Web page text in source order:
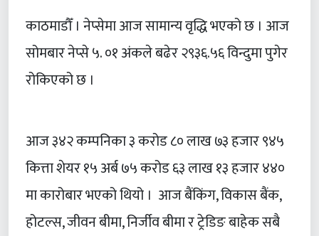
काठमाडौँ । नेप्सेमा आज सामान्य वृद्धि भएको छ । आज
सोमबार नेप्से ५. ०१ अंकले बढेर २९३६.५६ विन्दुमा पुगेर
रोकिएको छ ।
आज ३४२ कम्पनिका ३ करोड ८० लाख ७३ हजार ९४५
कित्ता शेयर १५ अर्ब ७५ करोड ६३ लाख १३ हजार ४४०
मा कारोबार भएको थियो । आज बैंकिंग, विकास बैंक,
होटल्स, जीवन बीमा, निर्जीव बीमा र ट्रेडिङ बाहेक सबै